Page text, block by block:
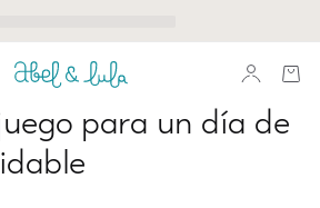
para un día de